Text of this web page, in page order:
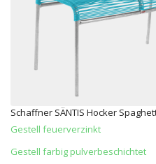
Schaffner SÄNTIS Hocker
Gestell feuerverzinkt
Gestell farbig pulverbeschichtet